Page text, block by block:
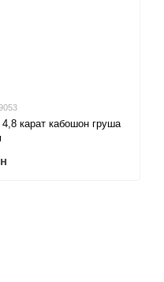
4,8 карат кабошон груша